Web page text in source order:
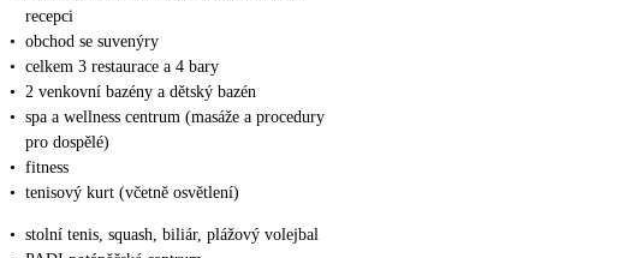
recepci
• obchod se suvenýry
• celkem 3 restaurace a 4 bary
•
2 venkovní bazény a dětský bazén
• spa a wellness centrum (masáže a procedury
pro dospělé)
• fitness
• tenisový kurt (včetně osvětlení)
• stolní tenis, squash, biliár, plážový volejbal